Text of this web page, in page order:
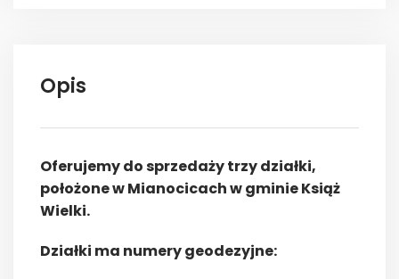
Opis
Oferujemy do sprzedaży trzy działki,
położone w Mianocicach w gminie Książ
Wielki.
Działki ma numery geodezyjne: